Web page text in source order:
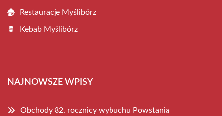
Restauracje Myślibórz
Kebab Myślibórz
NAJNOWSZE WPISY
Obchody 82. rocznicy wybuchu Powstania